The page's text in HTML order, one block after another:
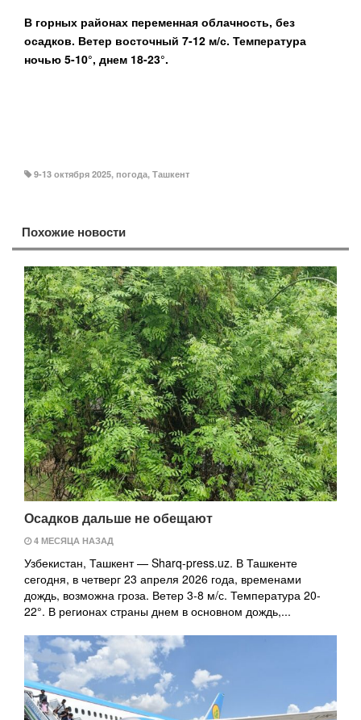
В горных районах переменная облачность, без
осадков. Ветер восточный 7-12 м/с. Температура
ночью 5-10°, днем 18-23°.
9-13 октября 2025, погода, Ташкент
Похожие новости
Осадков дальше не обещают
4 МЕСЯЦА НАЗАД
Узбекистан, Ташкент — Sharq-press.uz. В Ташкенте
сегодня, в четверг 23 апреля 2026 года, временами
дождь, возможна гроза. Ветер 3-8 м/с. Температура 20-
22°. В регионах страны днем в основном дождь,...